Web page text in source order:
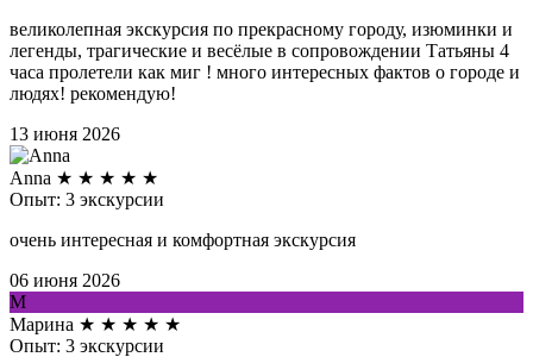
великолепная экскурсия по прекрасному городу, изюминки и
легенды, трагические и весёлые в сопровождении Татьяны 4
часа пролетели как миг ! много интересных фактов о городе и
людях! рекомендую!
13 июня 2026
Anna ★ ★ ★ ★ ★
Опыт: 3 экскурсии
очень интересная и комфортная экскурсия
06 июня 2026
М
Марина ★ ★ ★ ★ ★
Опыт: 3 экскурсии